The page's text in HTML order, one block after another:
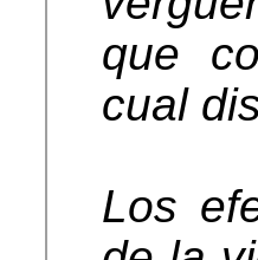
que
cual
Los